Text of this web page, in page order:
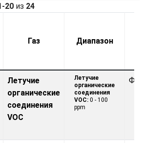
20 из 24
Газ Диапазон
Летучие
органические
соединения
VOC
Летучие
органические
соединения
VOC: 0 - 100
ppm